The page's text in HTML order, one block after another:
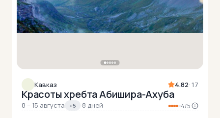
Кавказ 4.82· 17
Красоты хребта Абишира-Ахуба
8 – 15 августа +5 ·8 дней 4/5